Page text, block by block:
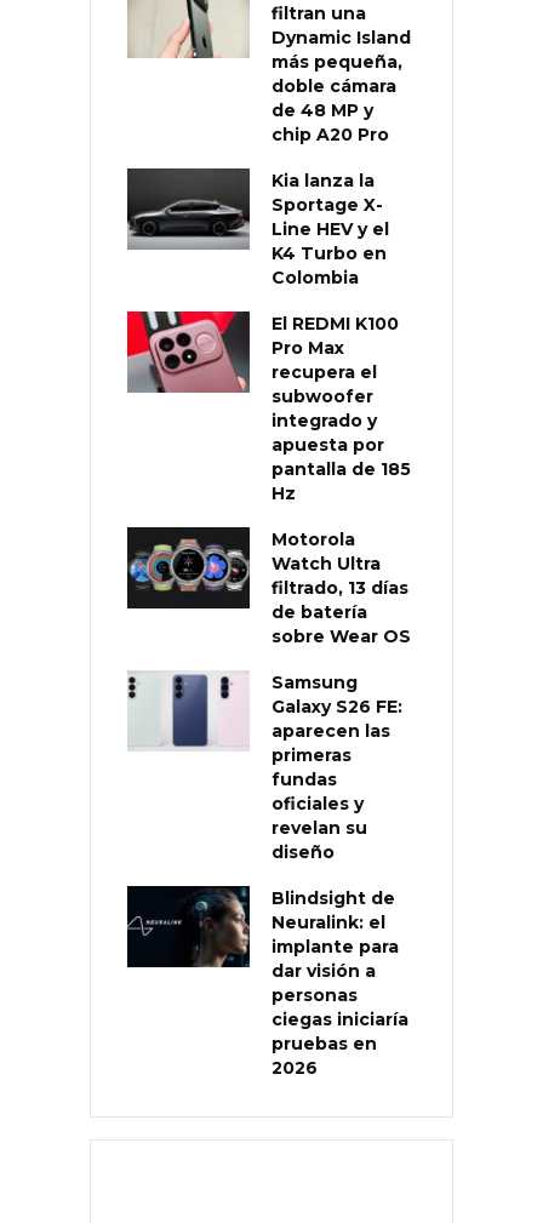
filtran una
Dynamic Island
más pequeña,
doble cámara
de 48 MP y
chip A20 Pro
Kia lanza la
Sportage X-
Line HEV y el
K4 Turbo en
Colombia
El REDMI K100
Pro Max
recupera el
subwoofer
integrado y
apuesta por
pantalla de 185
Hz
Motorola
Watch Ultra
filtrado, 13 días
de batería
sobre Wear OS
Samsung
Galaxy S26 FE:
aparecen las
primeras
fundas
oficiales y
revelan su
diseño
Blindsight de
Neuralink: el
implante para
dar visión a
personas
ciegas iniciaría
pruebas en
2026